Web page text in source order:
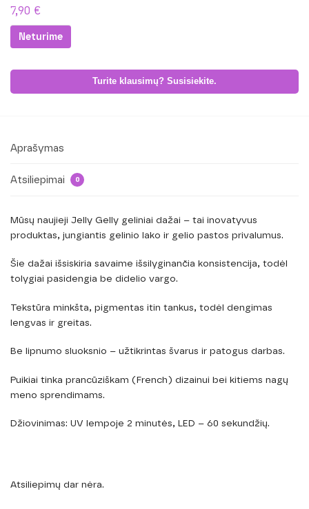
7,90 €
Neturime
Turite klausimų? Susisiekite.
Aprašymas
Atsiliepimai 0
Mūsų naujieji Jelly Gelly geliniai dažai – tai inovatyvus
produktas, jungiantis gelinio lako ir gelio pastos privalumus.
Šie dažai išsiskiria savaime išsilyginančia konsistencija, todėl
tolygiai pasidengia be didelio vargo.
Tekstūra minkšta, pigmentas itin tankus, todėl dengimas
lengvas ir greitas.
Be lipnumo sluoksnio – užtikrintas švarus ir patogus darbas.
Puikiai tinka prancūziškam (French) dizainui bei kitiems nagų
meno sprendimams.
Džiovinimas: UV lempoje 2 minutės, LED – 60 sekundžių.
Atsiliepimų dar nėra.